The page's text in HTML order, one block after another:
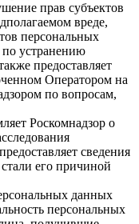
прав субъектов
вреде,
персональных
устранению
предоставляет
Оператором на
по вопросам,
Роскомнадзор о
сведения
его причиной
данных
персональных